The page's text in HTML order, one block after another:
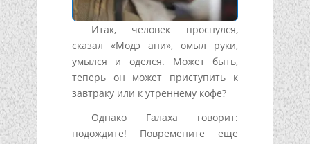
Итак, человек проснулся,
сказал «Модэ ани», омыл руки,
умылся и оделся. Может быть,
теперь он может приступить к
завтраку или к утреннему кофе?
Однако Галаха говорит:
подождите! Повремените еще